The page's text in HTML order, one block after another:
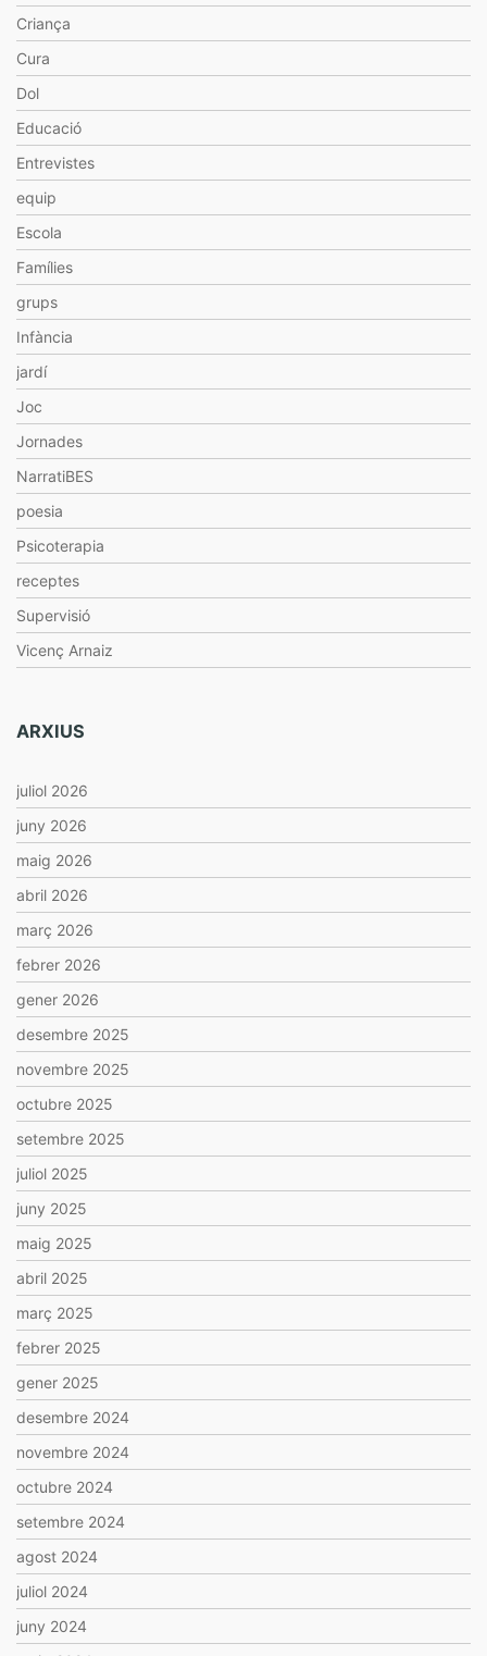
Criança
Cura
Dol
Educació
Entrevistes
equip
Escola
Famílies
grups
Infància
jardí
Joc
Jornades
NarratiBES
poesia
Psicoterapia
receptes
Supervisió
Vicenç Arnaiz
ARXIUS
juliol 2026
juny 2026
maig 2026
abril 2026
març 2026
febrer 2026
gener 2026
desembre 2025
novembre 2025
octubre 2025
setembre 2025
juliol 2025
juny 2025
maig 2025
abril 2025
març 2025
febrer 2025
gener 2025
desembre 2024
novembre 2024
octubre 2024
setembre 2024
agost 2024
juliol 2024
juny 2024